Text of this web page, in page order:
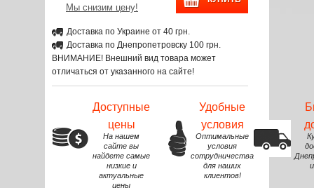
Мы снизим цену!
Доставка по Украине от 40 грн.
Доставка по Днепропетровску 100 грн.
ВНИМАНИЕ! Внешний вид товара может
отличаться от указанного на сайте!
Доступные
цены
На нашем
сайте вы
найдете самые
низкие и
актуальные
цены
Удобные
условия
Оптимальные
условия
сотрудничества
для наших
клиентов!